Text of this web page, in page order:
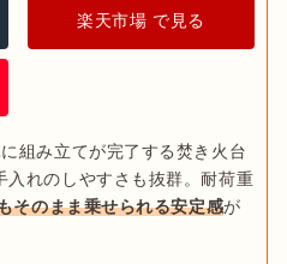
楽天市場 で見る
組み立てが完了する焚き火台
入れのしやすさも抜群。耐荷重
そのまま乗せられる安定感が